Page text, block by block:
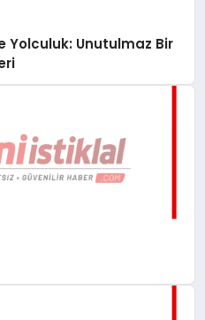
Yolculuk: Unutulmaz Bir